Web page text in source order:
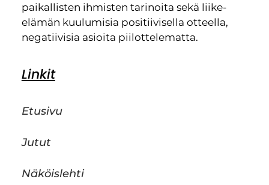
paikallisten ihmisten tarinoita sekä liike-
elämän kuulumisia positiivisella otteella,
negatiivisia asioita piilottelematta.
Linkit
Etusivu
Jutut
Näköislehti